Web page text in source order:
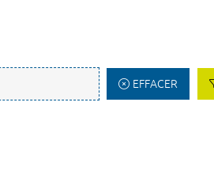
EFFACER